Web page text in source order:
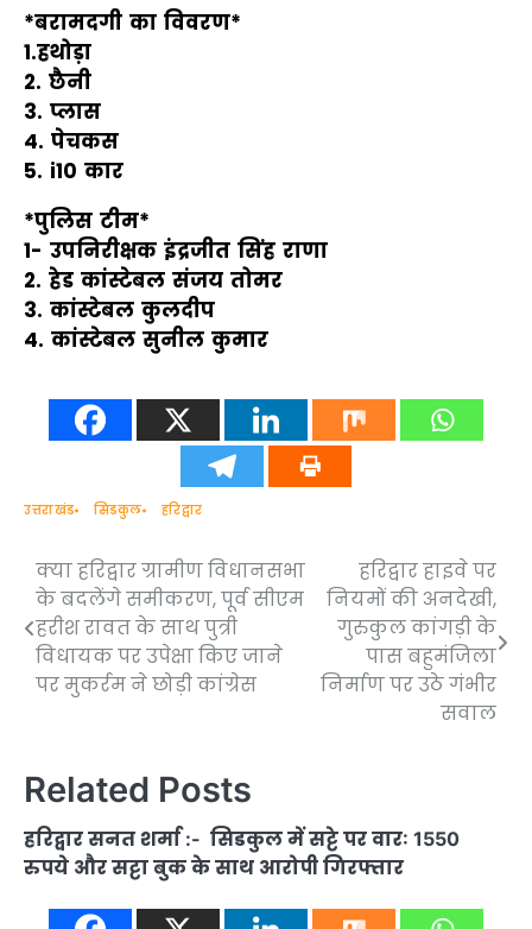
*बरामदगी का विवरण*
1.हथोड़ा
2. छैनी
3. प्लास
4. पेचकस
5. i10 कार
*पुलिस टीम*
1- उपनिरीक्षक इंद्रजीत सिंह राणा
2. हेड कांस्टेबल संजय तोमर
3. कांस्टेबल कुलदीप
4. कांस्टेबल सुनील कुमार
उत्तराखंड सिडकुल हरिद्वार
Post
navigation
क्या हरिद्वार ग्रामीण विधानसभा
के बदलेंगे समीकरण, पूर्व सीएम
हरीश रावत के साथ पुत्री
विधायक पर उपेक्षा किए जाने
पर मुकर्रम ने छोड़ी कांग्रेस
हरिद्वार हाइवे पर
नियमों की अनदेखी,
गुरुकुल कांगड़ी के
पास बहुमंजिला
निर्माण पर उठे गंभीर
सवाल
Related Posts
हरिद्वार सनत शर्मा :- सिडकुल में सट्टे पर वार: 1550
रुपये और सट्टा बुक के साथ आरोपी गिरफ्तार